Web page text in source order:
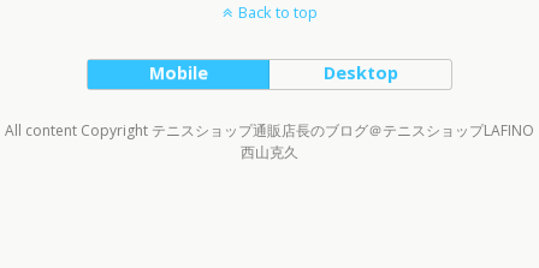
Back to top
Mobile Desktop
All content Copyright テニスショップ通販店長のブログ＠テニスショップLAFINO
西山克久